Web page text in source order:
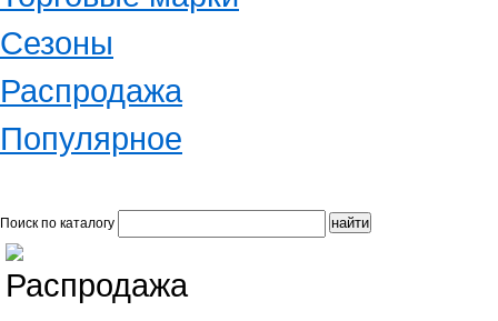
Сезоны
Распродажа
Популярное
Поиск по каталогу